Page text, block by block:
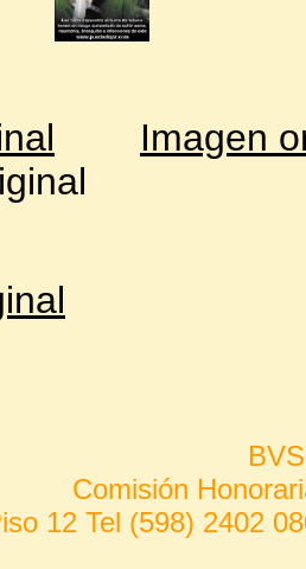
Imagen
Comisión
12 Tel (598) 2402